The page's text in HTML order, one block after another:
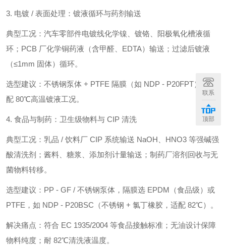
3. 电镀 / 表面处理：镀液循环与药剂输送
典型工况：汽车零部件电镀线化学镍、镀铬、阳极氧化槽液循
环；PCB 厂化学铜药液（含甲醛、EDTA）输送；过滤后镀液
（≤1mm 固体）循环。
选型建议：不锈钢泵体 + PTFE 隔膜（如 NDP - P20FPT），适
配 80℃高温镀液工况。
4. 食品与制药：卫生级物料与 CIP 清洗
典型工况：乳品 / 饮料厂 CIP 系统输送 NaOH、HNO3 等强碱强
酸清洗剂；酱料、糖浆、添加剂计量输送；制药厂溶剂回收与无
菌物料转移。
选型建议：PP - GF / 不锈钢泵体，隔膜选 EPDM（食品级）或
PTFE，如 NDP - P20BSC（不锈钢 + 氯丁橡胶，适配 82℃）。
解决痛点：符合 EC 1935/2004 等食品接触标准；无油设计保障
物料纯度；耐 82℃清洗液温度。
联系
顶部